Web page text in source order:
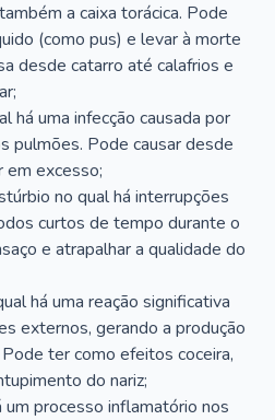
a caixa torácica. Pode
(como pus) e levar à morte
desde catarro até calafrios e
há uma infecção causada por
pulmões. Pode causar desde
excesso;
no qual há interrupções
curtos de tempo durante o
e atrapalhar a qualidade do
há uma reação significativa
externos, gerando a produção
ter como efeitos coceira,
do nariz;
um processo inflamatório nos